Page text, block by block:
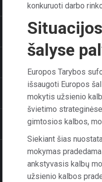
konkuruoti darbo
šalyse
Europos Tarybos
išsaugoti Europos
mokytis užsienio
švietimo
gimtosios kalbos,
Siekiant šias
mokymas
ankstyvasis kalbų
užsienio kalbos